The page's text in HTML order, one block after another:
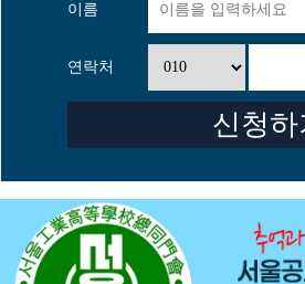
이름
연락처